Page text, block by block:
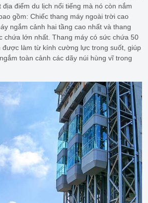
địa điểm du lịch nổi tiếng mà nó còn nắm
gồm: Chiếc thang máy ngoài trời cao
ngắm cảnh hai tầng cao nhất và thang
chứa lớn nhất. Thang máy có sức chứa 50
được làm từ kính cường lực trong suốt, giúp
toàn cảnh các dãy núi hùng vĩ trong